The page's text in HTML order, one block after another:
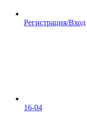
Регистрация/Вход
16-04